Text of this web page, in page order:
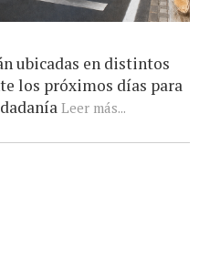
ubicadas en distintos
los próximos días para
Leer más...